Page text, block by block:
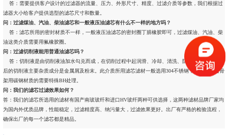
答：需要提供客户设计的过滤器的流量、压力、外形尺寸、精度、过滤介质等参数，我们根据过
滤器大小给客户提供选型的滤芯尺寸和数量。
问：过滤煤油、汽油、柴油滤芯和一般液压油滤芯有什么不一样的地方吗？
答：滤芯所用的密封材质不一样，一般液压油滤芯的密封圈丁腈橡胶即可，过滤煤油、汽油、柴
油这类介质需要用氟橡胶圈。
问：过滤切削液能用普通油滤芯吗？
答：切削液是由切削液油加水勾兑而成，在切削过程中起润滑、冷却、清洗、防锈等作用。使用
后的切削液主要杂质成分是金属屑及粉末。此介质所用滤芯滤材一般选用304不锈钢，其滤芯端盖骨
架用碳钢材质的需要特殊BH处理。
问：我们的滤芯过滤效果如何？
答：我们的滤芯所选用的滤材有国产南玻玻纤和进口HV玻纤两种可供选择，这两种滤材品牌厂家均
为国内外优质品牌，性能稳定，过滤精度高、纳污量大，过滤效果更好。出厂有严格的检验流程，
确保出厂的每一个滤芯都是精品。